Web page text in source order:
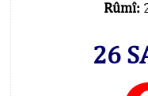
Rûmî:
26